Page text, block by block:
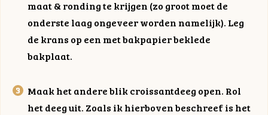
maat & ronding te krijgen (zo groot moet de
onderste laag ongeveer worden namelijk). Leg
de krans op een met bakpapier beklede
bakplaat.
Maak het andere blik croissantdeeg open. Rol
het deeg uit. Zoals ik hierboven beschreef is het